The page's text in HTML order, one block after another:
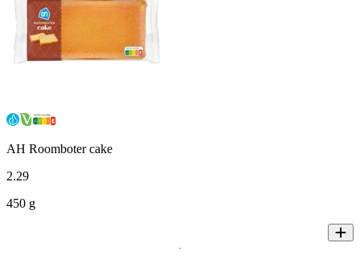
AH Roomboter cake
2.29
450 g